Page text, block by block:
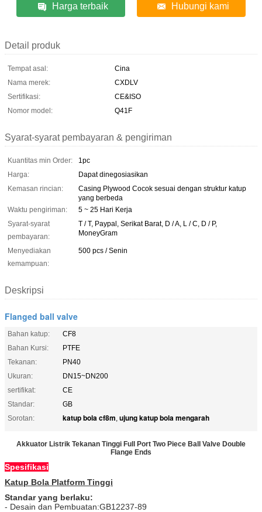
Harga terbaik Hubungi kami
Detail produk
Tempat asal:
Cina
Nama merek:
CXDLV
Sertifikasi:
CE&ISO
Nomor model:
Q41F
Syarat-syarat pembayaran & pengiriman
Kuantitas min Order:
1pc
Harga:
Dapat dinegosiasikan
Kemasan rincian:
Casing Plywood Cocok sesuai dengan struktur katup
yang berbeda
Waktu pengiriman:
5 ~ 25 Hari Kerja
Syarat-syarat
pembayaran:
T / T, Paypal, Serikat Barat, D / A, L / C, D / P,
MoneyGram
Menyediakan
kemampuan:
500 pcs / Senin
Deskripsi
Flanged ball valve
Bahan katup:
CF8
Bahan Kursi:
PTFE
Tekanan:
PN40
Ukuran:
DN15~DN200
sertifikat:
CE
Standar:
GB
Sorotan:
katup bola cf8m, ujung katup bola mengarah
Akkuator Listrik Tekanan Tinggi Full Port Two Piece Ball Valve Double
Flange Ends
Spesifikasi
Katup Bola Platform Tinggi
Standar yang berlaku:
- Desain dan Pembuatan:GB12237-89